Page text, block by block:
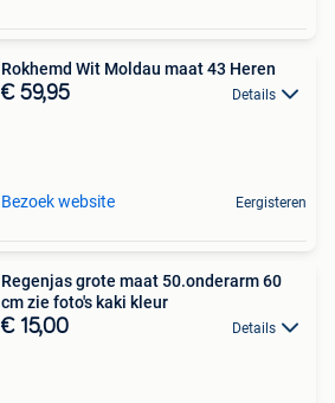
Rokhemd Wit Moldau maat 43 Heren
€ 59,95 Details
Bezoek website Eergisteren
Regenjas grote maat 50.onderarm 60
cm zie foto's kaki kleur
€ 15,00 Details